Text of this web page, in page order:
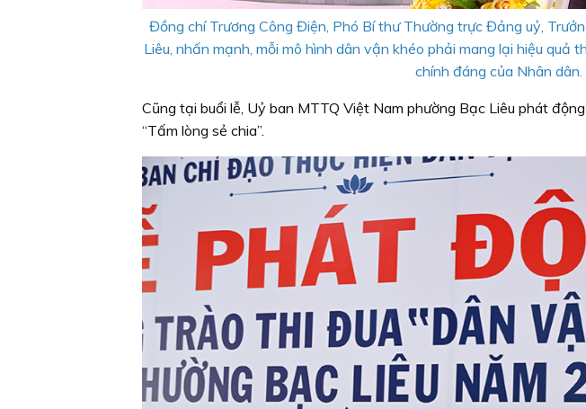
Đồng chí Trương Công Điện, Phó Bí thư Thường trực Đảng uỷ,
Liêu, nhấn mạnh, mỗi mô hình dân vận khéo phải mang lại hiệu quả
chính đáng của Nhân dân.
Cũng tại buổi lễ, Uỷ ban MTTQ Việt Nam phường Bạc Liêu phát
“Tấm lòng sẻ chia”.